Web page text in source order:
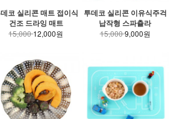
코 실리콘 매트 접이식
건조 드라잉 매트
15,00012,000원
투데코 실리콘 이유식주걱
납작형 스파츌라
15,0009,000원